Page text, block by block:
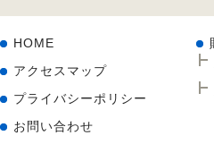
HOME
アクセスマップ
プライバシーポリシー
お問い合わせ